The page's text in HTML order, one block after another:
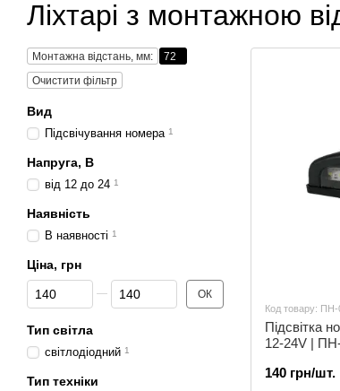
Ліхтарі з монтажною
Код товару: ПН-
Підсвітка
12-24V |
140 грн/шт.
Монтажна відстань, мм:
72
Очистити фільтр
Вид
Підсвічування номера 1
Напруга, В
від 12 до 24 1
Наявність
В наявності 1
Ціна, грн
Від Ціна, грн
До Ціна, грн ОК
Тип світла
cвітлодіодний 1
Тип техніки